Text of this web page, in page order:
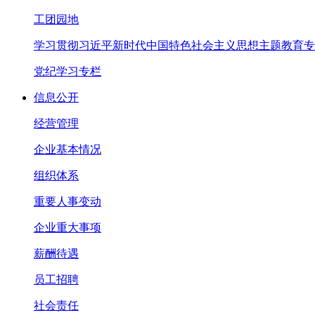
工团园地
学习贯彻习近平新时代中国特色社会主义思想主题教育
党纪学习专栏
信息公开
经营管理
企业基本情况
组织体系
重要人事变动
企业重大事项
薪酬待遇
员工招聘
社会责任